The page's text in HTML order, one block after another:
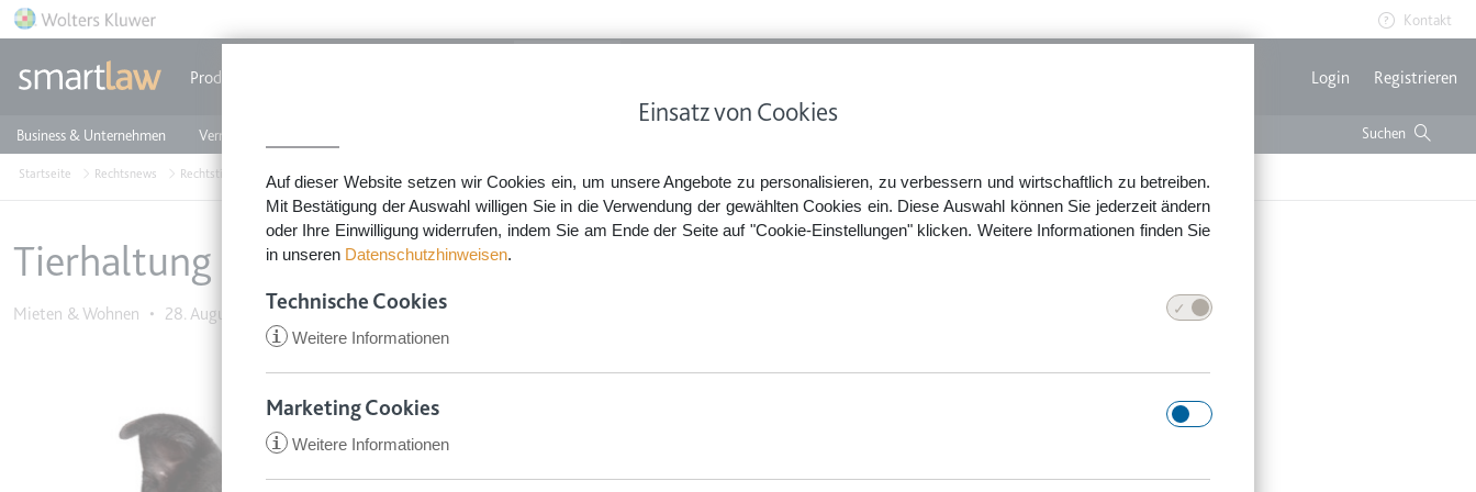
Einsatz von Cookies
Auf dieser Website setzen wir Cookies ein, um unsere Angebote zu personalisieren, zu verbessern und wirtschaftlich zu betreiben.
Mit Bestätigung der Auswahl willigen Sie in die Verwendung der gewählten Cookies ein. Diese Auswahl können Sie jederzeit ändern
oder Ihre Einwilligung widerrufen, indem Sie am Ende der Seite auf "Cookie-Einstellungen" klicken. Weitere Informationen finden Sie
in unseren Datenschutzhinweisen.
Technische Cookies
i Weitere Informationen
CookieConsent
Anbieter:
app.smartlaw.de
Marketing Cookies
i Weitere Informationen
Direkt zum Inhalt Kontakt
Produkte
Business & Unternehmen Vermieten & Immobilien
Login Registrieren
Startseite Rechtsnews Rechtstipps Familie & Privates Mieten & Wohnen Tierhaltung in der Mietwohnung - Geht das so einfach?
Tierhaltung in der Mietwohnung - Geht das so einfach?
Mieten & Wohnen •
28. August 2024